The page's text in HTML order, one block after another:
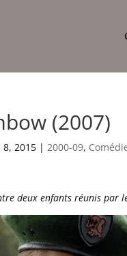
(2007)
8, 2015 |2000-09,
deux enfants réunis